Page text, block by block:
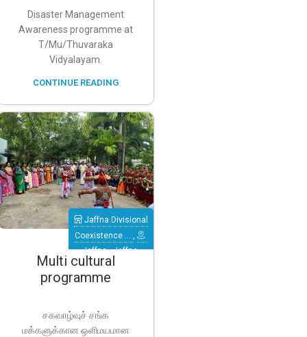
Disaster Management
Awareness programme at
T/Mu/Thuvaraka
Vidyalayam.
CONTINUE READING
Multi cultural
programme
Jaffna Divisional
Coexistence … ,
Jaffna ,Jaffna
சகவாழ்வுச் சங்க
மக்களுக்கான ஒளிமயமான